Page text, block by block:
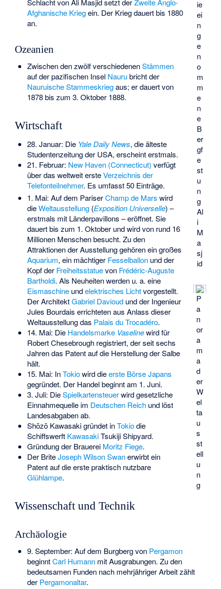
ie
ei
n
g
e
n
o
m
m
e
n
e
B
er
gf
e
st
u
n
g
Al
i
M
a
sj
id
Schlacht von Ali Masjidsetzt derZweite Anglo-
Afghanische Kriegein. Der Krieg dauert bis 1880
an.
Ozeanien
Zwischen den zwölf verschiedenenStämmen
auf der pazifischen Insel Naurubricht der
Nauruische Stammeskriegaus; er dauert von
1878 bis zum 3. Oktober 1888.
Wirtschaft
28. Januar: Die Yale Daily News, die älteste
Studentenzeitung der USA, erscheint erstmals.
21. Februar: New Haven (Connecticut) verfügt
über das weltweit ersteVerzeichnis der
Telefonteilnehmer. Es umfasst 50 Einträge.
P
a
n
or
a
m
a
d
er
W
el
ta
u
s
st
ell
u
n
g
1. Mai: Auf dem PariserChamp de Mars wird
dieWeltausstellung(Exposition Universelle) –
erstmals mit Länderpavillons – eröffnet. Sie
dauert bis zum 1. Oktober und wird von rund 16
Millionen Menschen besucht. Zu den
Attraktionen der Ausstellung gehören ein großes
Aquarium, ein mächtiger Fesselballonund der
Kopf der Freiheitsstatuevon Frédéric-Auguste
Bartholdi. Als Neuheiten werden u. a. eine
Eismaschineundelektrisches Lichtvorgestellt.
Der ArchitektGabriel Davioudund der Ingenieur
Jules Bourdais errichteten aus Anlass dieser
Weltausstellung das Palais du Trocadéro.
14. Mai: Die Handelsmarke Vaselinewird für
Robert Chesebroughregistriert, der seit sechs
Jahren das Patent auf die Herstellung der Salbe
hält.
15. Mai: InTokiowird dieerste Börse Japans
gegründet. Der Handel beginnt am 1. Juni.
3. Juli: DieSpielkartensteuerwird gesetzliche
Einnahmequelle im Deutschen Reichund löst
Landesabgaben ab.
Shōzō Kawasaki gründet inTokiodie
Schiffswerft KawasakiTsukiji Shipyard.
Gründung der Brauerei Moritz Fiege.
Der BriteJoseph Wilson Swanerwirbt ein
Patent auf die erste praktisch nutzbare
Glühlampe.
Wissenschaft und Technik
Archäologie
9. September: Auf dem Burgberg von Pergamon
beginntCarl Humannmit Ausgrabungen. Zu den
bedeutsamen Funden nach mehrjähriger Arbeit zählt
der Pergamonaltar.